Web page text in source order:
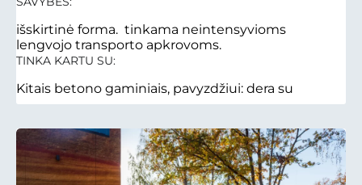
išskirtinė forma. tinkama neintensyvioms
lengvojo transporto apkrovoms.
TINKA KARTU SU:
Kitais betono gaminiais, pavyzdžiui: dera su